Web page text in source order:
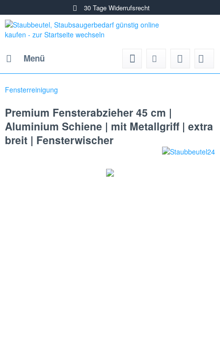
30 Tage Widerrufsrecht
Menü
Fensterreinigung
Premium Fensterabzieher 45 cm |
Aluminium Schiene | mit Metallgriff | extra
breit | Fensterwischer